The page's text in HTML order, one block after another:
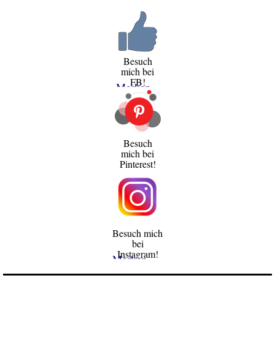
Besuch
mich bei
FB!
Merken
Besuch
mich bei
Pinterest!
Besuch mich
bei
Instagram!
Merken